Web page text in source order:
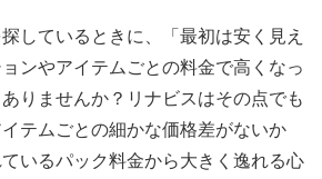
しているときに、「最初は安く見え
ンやアイテムごとの料金で高くなっ
りませんか？リナビスはその点でも
テムごとの細かな価格差がないか
いるパック料金から大きく逸れる心